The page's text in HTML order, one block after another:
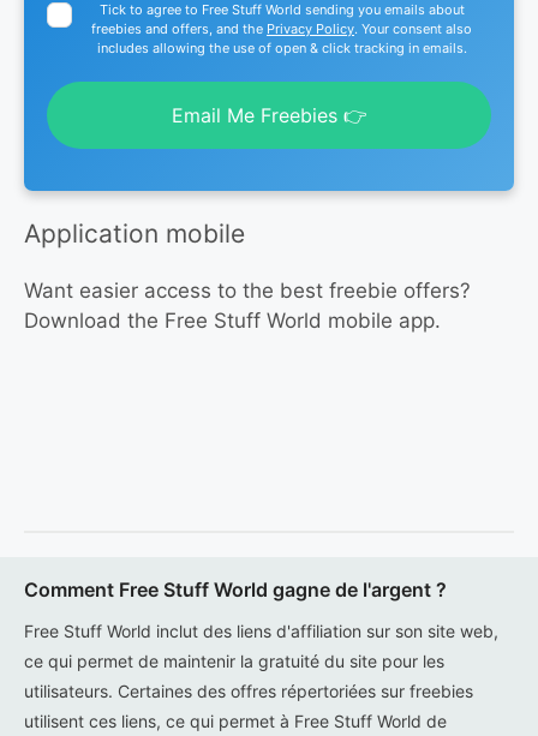
Tick to agree to Free Stuff World sending you emails about
freebies and offers, and the Privacy Policy. Your consent also
includes allowing the use of open & click tracking in emails.
Email Me Freebies 👉
Application mobile
Want easier access to the best freebie offers?
Download the Free Stuff World mobile app.
Comment Free Stuff World gagne de l'argent ?
Free Stuff World inclut des liens d'affiliation sur son site web,
ce qui permet de maintenir la gratuité du site pour les
utilisateurs. Certaines des offres répertoriées sur freebies
utilisent ces liens, ce qui permet à Free Stuff World de